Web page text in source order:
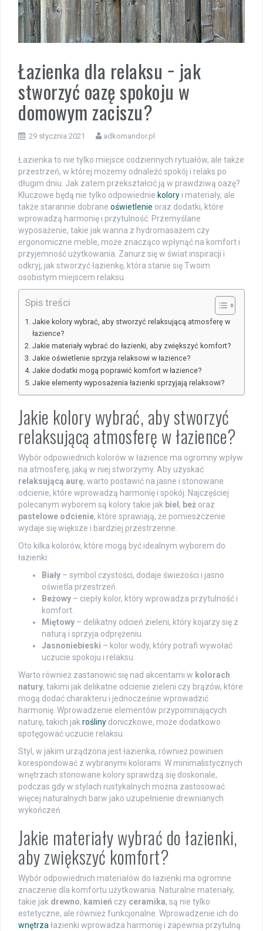
Łazienka dla relaksu − jak
stworzyć oazę spokoju w
domowym zaciszu?
29 stycznia 2021 adkomandor.pl
Łazienka to nie tylko miejsce codziennych rytuałów, ale także
przestrzeń, w której możemy odnaleźć spokój i relaks po
długim dniu. Jak zatem przekształcić ją w prawdziwą oazę?
Kluczowe będą nie tylko odpowiednie kolory i materiały, ale
także starannie dobrane oświetlenie oraz dodatki, które
wprowadzą harmonię i przytulność. Przemyślane
wyposażenie, takie jak wanna z hydromasażem czy
ergonomiczne meble, może znacząco wpłynąć na komfort i
przyjemność użytkowania. Zanurz się w świat inspiracji i
odkryj, jak stworzyć łazienkę, która stanie się Twoim
osobistym miejscem relaksu.
Spis treści
Jakie kolory wybrać, aby stworzyć relaksującą atmosferę w
łazience?
Jakie materiały wybrać do łazienki, aby zwiększyć komfort?
Jakie oświetlenie sprzyja relaksowi w łazience?
Jakie dodatki mogą poprawić komfort w łazience?
Jakie elementy wyposażenia łazienki sprzyjają relaksowi?
Jakie kolory wybrać, aby stworzyć
relaksującą atmosferę w łazience?
Wybór odpowiednich kolorów w łazience ma ogromny wpływ
na atmosferę, jaką w niej stworzymy. Aby uzyskać
relaksującą aurę, warto postawić na jasne i stonowane
odcienie, które wprowadzą harmonię i spokój. Najczęściej
polecanym wyborem są kolory takie jak biel , beż oraz
pastelowe odcienie, które sprawiają, że pomieszczenie
wydaje się większe i bardziej przestrzenne.
Oto kilka kolorów, które mogą być idealnym wyborem do
łazienki:
Biały – symbol czystości, dodaje świeżości i jasno
oświetla przestrzeń.
Beżowy – ciepły kolor, który wprowadza przytulność i
komfort.
Miętowy – delikatny odcień zieleni, który kojarzy się z
naturą i sprzyja odprężeniu.
Jasnoniebieski – kolor wody, który potrafi wywołać
uczucie spokoju i relaksu.
Warto również zastanowić się nad akcentami w kolorach
natury, takimi jak delikatne odcienie zieleni czy brązów, które
mogą dodać charakteru i jednocześnie wprowadzić
harmonię. Wprowadzenie elementów przypominających
naturę, takich jakrośliny doniczkowe, może dodatkowo
spotęgować uczucie relaksu.
Styl, w jakim urządzona jest łazienka, również powinien
korespondować z wybranymi kolorami. W minimalistycznych
wnętrzach stonowane kolory sprawdzą się doskonale,
podczas gdy w stylach rustykalnych można zastosować
więcej naturalnych barw jako uzupełnienie drewnianych
wykończeń.
Jakie materiały wybrać do łazienki,
aby zwiększyć komfort?
Wybór odpowiednich materiałów do łazienki ma ogromne
znaczenie dla komfortu użytkowania. Naturalne materiały,
takie jak drewno, kamień czy ceramika, są nie tylko
estetyczne, ale również funkcjonalne. Wprowadzenie ich do
wnętrzałazienki wprowadza harmonię i zapewnia przytulną